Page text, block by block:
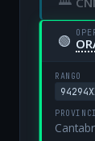
🟢
RANGO